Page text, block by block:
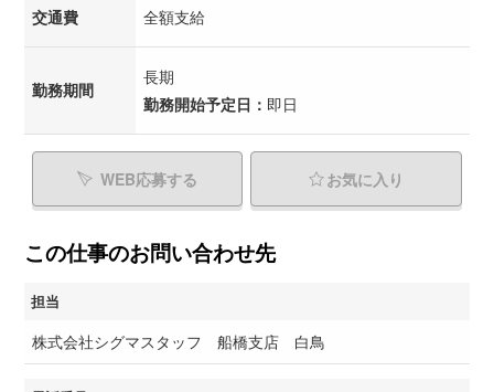
交通費 全額支給
勤務期間
長期
勤務開始予定日： 即日
WEB応募する お気に入り
この仕事のお問い合わせ先
担当
株式会社シグマスタッフ 船橋支店 白鳥